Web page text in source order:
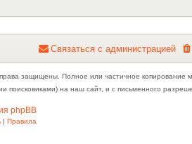
Связаться с администрацией
защищены. Полное или частичное копирование
поисковиками) на наш сайт, и с письменного
phpBB
| Правила